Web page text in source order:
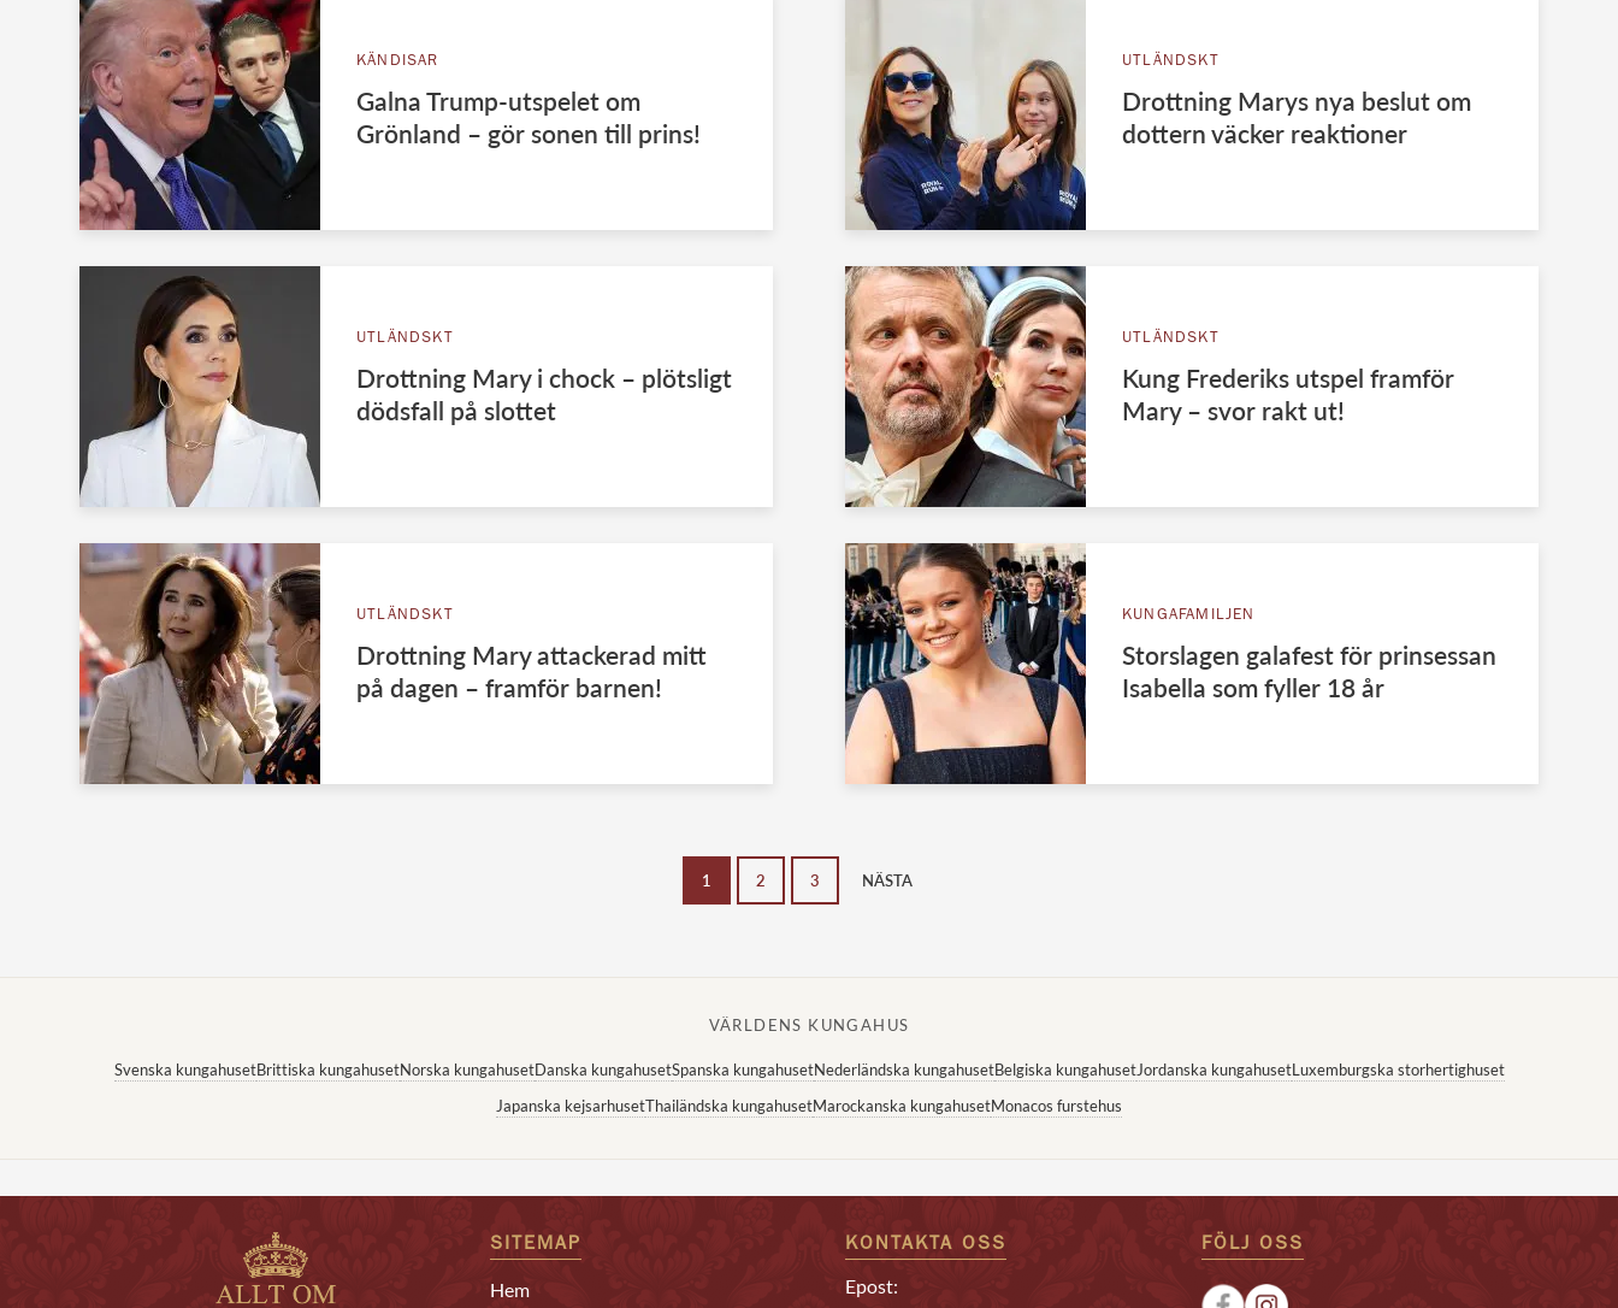
KÄNDISAR
Galna Trump-utspelet om
Grönland – gör sonen till prins!
UTLÄNDSKT
Drottning Marys nya beslut om
dottern väcker reaktioner
UTLÄNDSKT
Drottning Mary i chock – plötsligt
dödsfall på slottet
UTLÄNDSKT
Kung Frederiks utspel framför
Mary – svor rakt ut!
UTLÄNDSKT
Drottning Mary attackerad mitt
på dagen – framför barnen!
KUNGAFAMILJEN
Storslagen galafest för prinsessan
Isabella som fyller 18 år
1 2 3 NÄSTA
VÄRLDENS KUNGAHUS
Svenska kungahusetBrittiska kungahusetNorska kungahusetDanska kungahusetSpanska kungahusetNederländska kungahusetBelgiska kungahusetJordanska kungahusetLuxemburgska storhertighuset
Japanska kejsarhusetThailändska kungahusetMarockanska kungahusetMonacos furstehus
SITEMAP
Hem
KONTAKTA OSS
Epost:
FÖLJ OSS